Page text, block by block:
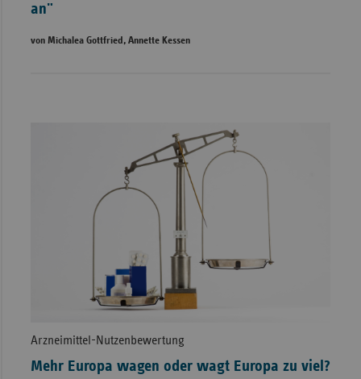
an"
von Michalea Gottfried, Annette Kessen
Arzneimittel-Nutzenbewertung
Mehr Europa wagen oder wagt Europa zu viel?